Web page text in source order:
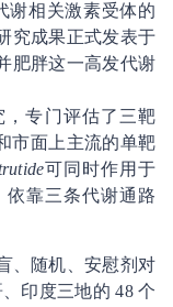
谢相关激素受体的
究成果正式发表于
肥胖这一高发代谢
，专门评估了三靶
市面上主流的单靶
可同时作用于
依靠三条代谢通路
、随机、安慰剂对
印度三地的 48 个